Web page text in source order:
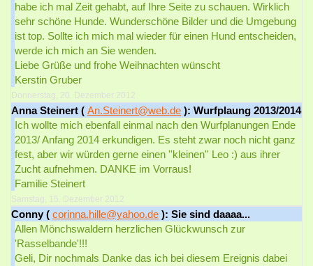
habe ich mal Zeit gehabt, auf Ihre Seite zu schauen. Wirklich
sehr schöne Hunde. Wunderschöne Bilder und die Umgebung
ist top. Sollte ich mich mal wieder für einen Hund entscheiden,
werde ich mich an Sie wenden.
Liebe Grüße und frohe Weihnachten wünscht
Kerstin Gruber
Donnerstag, 20. Dezember 2012
Anna Steinert ( An.Steinert@web.de ): Wurfplaung 2013/2014
Ich wollte mich ebenfall einmal nach den Wurfplanungen Ende
2013/ Anfang 2014 erkundigen. Es steht zwar noch nicht ganz
fest, aber wir würden gerne einen ''kleinen'' Leo :) aus ihrer
Zucht aufnehmen. DANKE im Vorraus!
Familie Steinert
Samstag, 15. Dezember 2012
Conny ( corinna.hille@yahoo.de ): Sie sind daaaa...
Allen Mönchswaldern herzlichen Glückwunsch zur
'Rasselbande'!!!
Geli, Dir nochmals Danke das ich bei diesem Ereignis dabei